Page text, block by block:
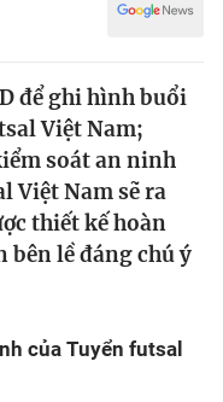
để ghi hình buổi
Việt Nam;
soát an ninh
Việt Nam sẽ ra
thiết kế hoàn
lề đáng chú ý
của Tuyển futsal